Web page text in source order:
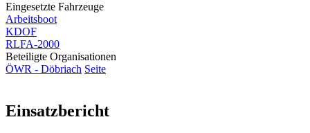
Eingesetzte Fahrzeuge
Arbeitsboot
KDOF
RLFA-2000
Beteiligte Organisationen
ÖWR - Döbriach Seite
Einsatzbericht